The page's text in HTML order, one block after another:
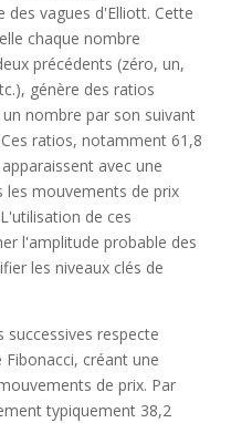
vagues d'Elliott. Cette
chaque nombre
précédents (zéro, un,
génère des ratios
nombre par son suivant
ratios, notamment 61,8
avec une
les mouvements de prix
de ces
l'amplitude probable des
les niveaux clés de
successives respecte
créant une
de prix. Par
typiquement 38,2